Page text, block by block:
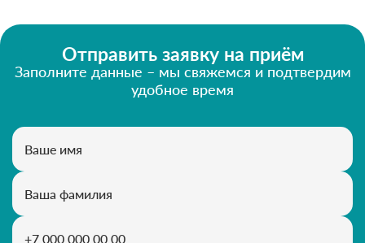
Отправить заявку на приём
Заполните данные – мы свяжемся и подтвердим
удобное время